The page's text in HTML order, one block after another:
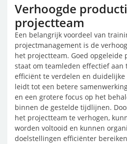
Verhoogde
projectteam
Een belangrijk voordeel van
projectmanagement is de
het projectteam. Goed opgeleide
staat om teamleden effectief aan
efficiënt te verdelen en
leidt tot een betere
en een grotere focus op het
binnen de gestelde tijdlijnen.
het projectteam te verhogen,
worden voltooid en kunnen
doelstellingen efficiënter